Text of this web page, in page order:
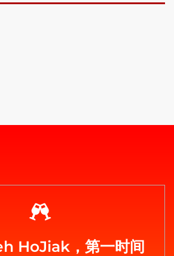
HoJiak，第一时间